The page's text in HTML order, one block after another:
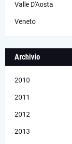
Valle D'Aosta
Veneto
Archivio
2010
2011
2012
2013